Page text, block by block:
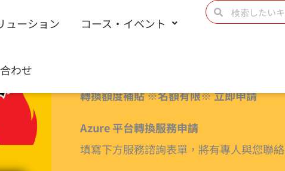
ューション コース・イベント
わせ
検
轉換額度補貼 ※名額有限※ 立即申請
Azure 平台轉換服務申請
填寫下方服務諮詢表單，將有專人與您聯絡